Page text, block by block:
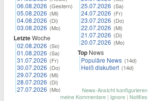
06.08.2026 (Gestern)
05.08.2026 (Mi)
04.08.2026 (Di)
03.08.2026 (Mo)
LetzteWoche
02.08.2026 (So)
01.08.2026 (Sa)
31.07.2026 (Fr)
30.07.2026 (Do)
29.07.2026 (Mi)
28.07.2026 (Di)
27.07.2026 (Mo)
25.07.2026 (Sa)
24.07.2026 (Fr)
23.07.2026 (Do)
22.07.2026 (Mi)
21.07.2026 (Di)
20.07.2026 (Mo)
Top News
Populäre News (14d)
Heiß diskutiert (14d)
News-Ansicht konfigurieren
meine Kommentare | Ignore | Notifies